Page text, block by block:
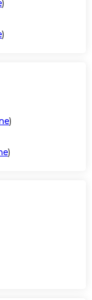
)
)
)
)